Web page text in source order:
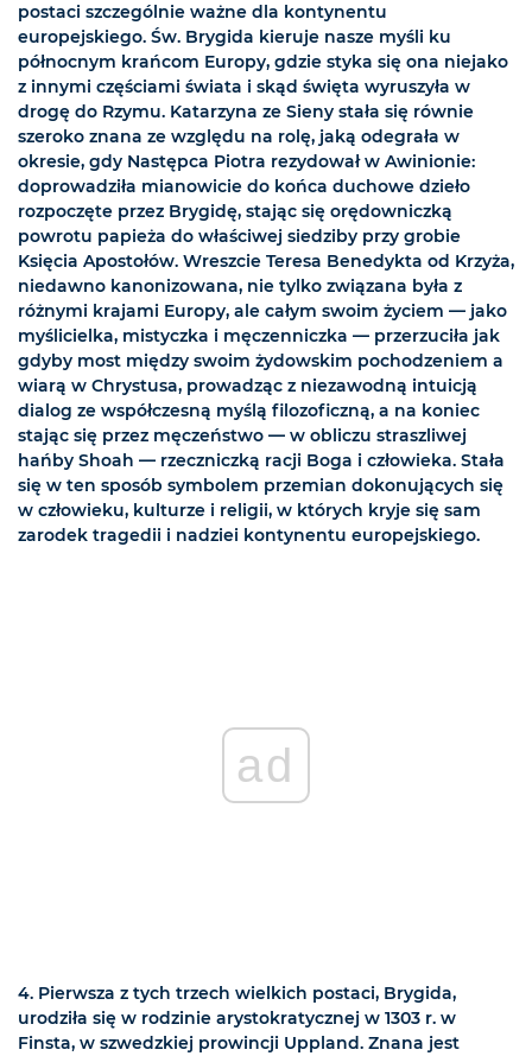
postaci szczególnie ważne dla kontynentu
europejskiego. Św. Brygida kieruje nasze myśli ku
północnym krańcom Europy, gdzie styka się ona niejako
z innymi częściami świata i skąd święta wyruszyła w
drogę do Rzymu. Katarzyna ze Sieny stała się równie
szeroko znana ze względu na rolę, jaką odegrała w
okresie, gdy Następca Piotra rezydował w Awinionie:
doprowadziła mianowicie do końca duchowe dzieło
rozpoczęte przez Brygidę, stając się orędowniczką
powrotu papieża do właściwej siedziby przy grobie
Księcia Apostołów. Wreszcie Teresa Benedykta od Krzyża,
niedawno kanonizowana, nie tylko związana była z
różnymi krajami Europy, ale całym swoim życiem — jako
myślicielka, mistyczka i męczenniczka — przerzuciła jak
gdyby most między swoim żydowskim pochodzeniem a
wiarą w Chrystusa, prowadząc z niezawodną intuicją
dialog ze współczesną myślą filozoficzną, a na koniec
stając się przez męczeństwo — w obliczu straszliwej
hańby Shoah — rzeczniczką racji Boga i człowieka. Stała
się w ten sposób symbolem przemian dokonujących się
w człowieku, kulturze i religii, w których kryje się sam
zarodek tragedii i nadziei kontynentu europejskiego.
ad
4. Pierwsza z tych trzech wielkich postaci, Brygida,
urodziła się w rodzinie arystokratycznej w 1303 r. w
Finsta, w szwedzkiej prowincji Uppland. Znana jest